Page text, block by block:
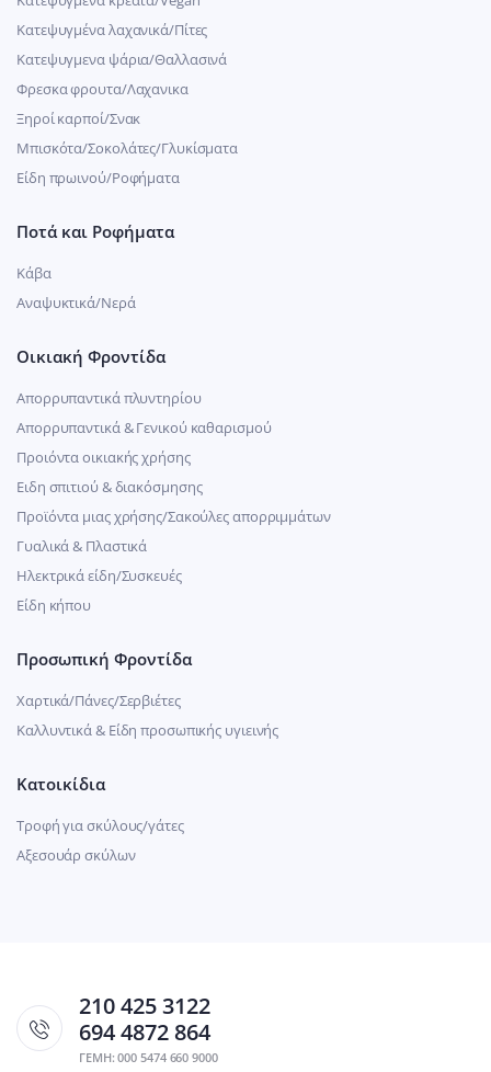
Kατεψυγμένα λαχανικά/Πίτες
Κατεψυγμενα ψάρια/Θαλλασινά
Φρεσκα φρουτα/Λαχανικα
Ξηροί καρποί/Σνακ
Μπισκότα/Σοκολάτες/Γλυκίσματα
Είδη πρωινού/Ροφήματα
Ποτά και Ροφήματα
Κάβα
Αναψυκτικά/Νερά
Οικιακή Φροντίδα
Απορρυπαντικά πλυντηρίου
Απορρυπαντικά & Γενικού καθαρισμού
Προιόντα οικιακής χρήσης
Ειδη σπιτιού & διακόσμησης
Προϊόντα μιας χρήσης/Σακούλες απορριμμάτων
Γυαλικά & Πλαστικά
Ηλεκτρικά είδη/Συσκευές
Είδη κήπου
Προσωπική Φροντίδα
Χαρτικά/Πάνες/Σερβιέτες
Καλλυντικά & Είδη προσωπικής υγιεινής
Κατοικίδια
Τροφή για σκύλους/γάτες
Αξεσουάρ σκύλων
210 425 3122
694 4872 864
ΓΕΜΗ: 000 5474 660 9000